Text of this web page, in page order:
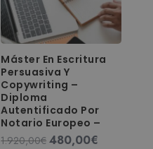
Máster En Escritura
Persuasiva Y
Copywriting –
Diploma
Autentificado Por
Notario Europeo –
1.920,00€ El
480,00€